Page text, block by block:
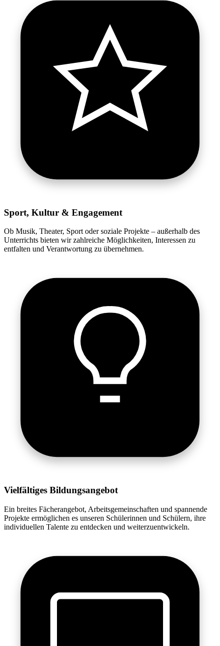
Sport, Kultur & Engagement
Ob Musik, Theater, Sport oder soziale Projekte – außerhalb des
Unterrichts bieten wir zahlreiche Möglichkeiten, Interessen zu
entfalten und Verantwortung zu übernehmen.
Vielfältiges Bildungsangebot
Ein breites Fächerangebot, Arbeitsgemeinschaften und spannende
Projekte ermöglichen es unseren Schülerinnen und Schülern, ihre
individuellen Talente zu entdecken und weiterzuentwickeln.